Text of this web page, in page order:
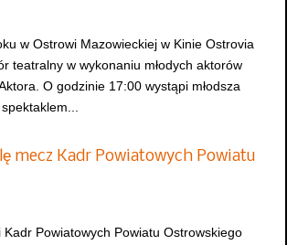
w Ostrowi Mazowieckiej w Kinie Ostrovia
teatralny w wykonaniu młodych aktorów
O godzinie 17:00 wystąpi młodsza
mecz Kadr Powiatowych Powiatu
Powiatowych Powiatu Ostrowskiego